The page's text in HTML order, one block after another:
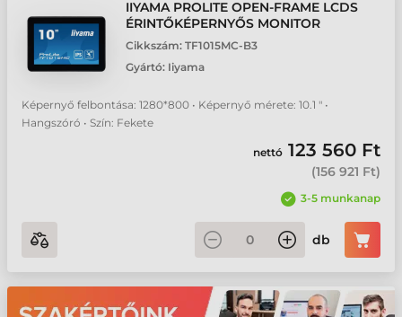
IIYAMA PROLITE OPEN-FRAME LCDS
ÉRINTŐKÉPERNYŐS MONITOR
Cikkszám: TF1015MC-B3
Gyártó: Iiyama
Képernyő felbontása: 1280*800 • Képernyő mérete: 10.1 " •
Hangszóró • Szín: Fekete
nettó 123 560 Ft
(156 921 Ft)
3-5 munkanap
db